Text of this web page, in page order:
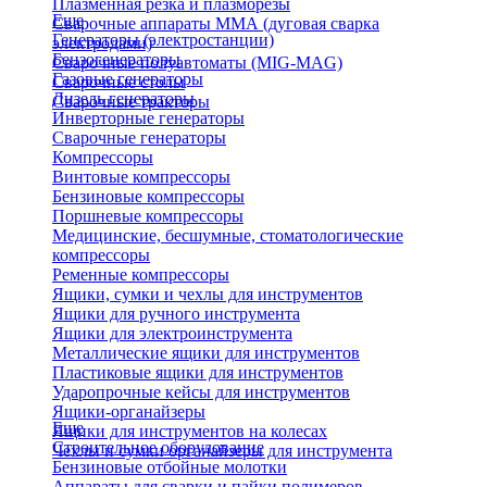
Плазменная резка и плазморезы
Сварочные аппараты ММА (дуговая сварка
электродами)
Сварочные полуавтоматы (MIG-MAG)
Сварочные столы
Сварочные тракторы
Еще
Генераторы (электростанции)
Бензогенераторы
Газовые генераторы
Дизель генераторы
Инверторные генераторы
Сварочные генераторы
Компрессоры
Винтовые компрессоры
Бензиновые компрессоры
Поршневые компрессоры
Медицинские, бесшумные, стоматологические
компрессоры
Ременные компрессоры
Ящики, сумки и чехлы для инструментов
Ящики для ручного инструмента
Ящики для электроинструмента
Металлические ящики для инструментов
Пластиковые ящики для инструментов
Ударопрочные кейсы для инструментов
Ящики-органайзеры
Ящики для инструментов на колесах
Чехлы и сумки органайзеры для инструмента
Еще
Строительное оборудование
Бензиновые отбойные молотки